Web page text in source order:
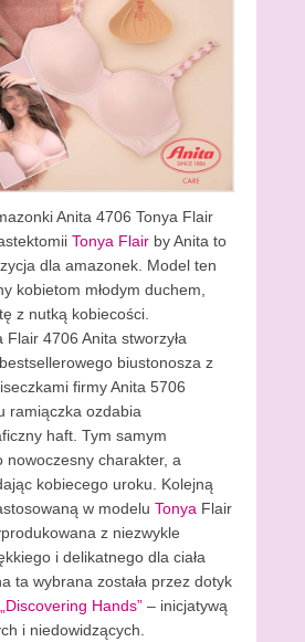
Anita 4706 Tonya Flair
Tonya Flair by Anita to
dla amazonek. Model ten
kobietom młodym duchem,
z nutką kobiecości.
Flair 4706 Anita stworzyła
biustonosza z
firmy Anita 5706
ramiączka ozdabia
haft. Tym samym
nowoczesny charakter, a
kobiecego uroku. Kolejną
w modelu Tonya Flair
z niezwykle
i delikatnego dla ciała
ta wybrana została przez dotyk
„Discovering Hands” – inicjatywą
i niedowidzących.